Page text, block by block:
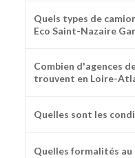
Quels types de
Eco Saint-Nazaire
Combien d'agences
trouvent en Loire-
Quelles sont les
Quelles formalités au